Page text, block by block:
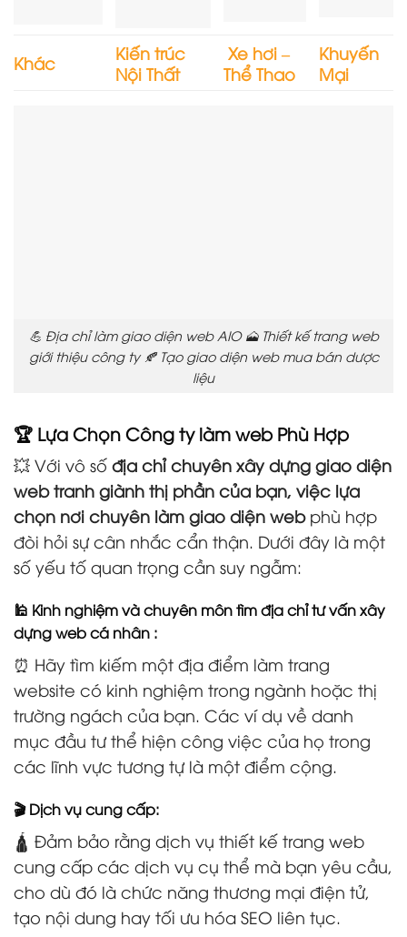
Khác
Kiến trúc
Nội Thất
Xe hơi –
Thể Thao
Khuyến
Mại
💪 Địa chỉ làm giao diện web AIO 🗻 Thiết kế trang web
giới thiệu công ty 🍂 Tạo giao diện web mua bán dược
liệu
🏆 Lựa Chọn Công ty làm web Phù Hợp
💥 Với vô số địa chỉ chuyên xây dựng giao diện
web tranh giành thị phần của bạn, việc lựa
chọn nơi chuyên làm giao diện webphù hợp
đòi hỏi sự cân nhắc cẩn thận. Dưới đây là một
số yếu tố quan trọng cần suy ngẫm:
🕌 Kinh nghiệm và chuyên môn tìm địa chỉ tư vấn xây
dựng web cá nhân :
⏰ Hãy tìm kiếm một địa điểm làm trang
website có kinh nghiệm trong ngành hoặc thị
trường ngách của bạn. Các ví dụ về danh
mục đầu tư thể hiện công việc của họ trong
các lĩnh vực tương tự là một điểm cộng.
🎬 Dịch vụ cung cấp:
🛕 Đảm bảo rằng dịch vụ thiết kế trang web
cung cấp các dịch vụ cụ thể mà bạn yêu cầu,
cho dù đó là chức năng thương mại điện tử,
tạo nội dung hay tối ưu hóa SEO liên tục.